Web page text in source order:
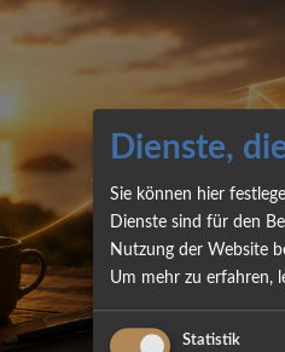
Dienste,
Sie können hier
Dienste sind für den
Nutzung der Website
Um mehr zu erfahren,
Statistik